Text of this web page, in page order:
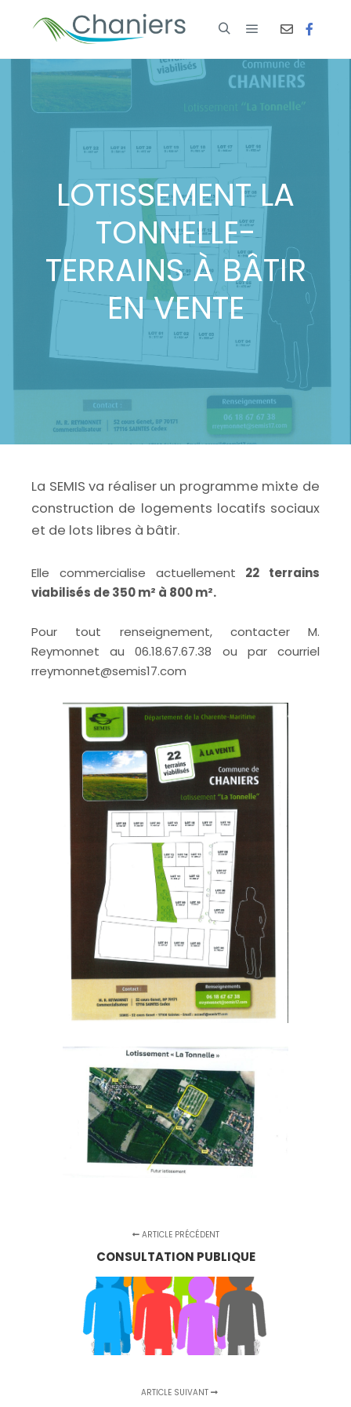
LOTISSEMENT LA
TONNELLE-
TERRAINS À BÂTIR
EN VENTE
La SEMIS va réaliser un programme mixte de
construction de logements locatifs sociaux
et de lots libres à bâtir.
Elle commercialise actuellement 22 terrains
viabilisés de 350 m² à 800 m².
Pour tout renseignement, contacter M.
Reymonnet au 06.18.67.67.38 ou par courriel
rreymonnet@semis17.com
ARTICLE PRÉCÉDENT
CONSULTATION PUBLIQUE
ARTICLE SUIVANT